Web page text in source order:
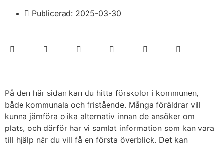
Publicerad: 2025-03-30
På den här sidan kan du hitta förskolor i kommunen,
både kommunala och fristående. Många föräldrar vill
kunna jämföra olika alternativ innan de ansöker om
plats, och därför har vi samlat information som kan vara
till hjälp när du vill få en första överblick. Det kan